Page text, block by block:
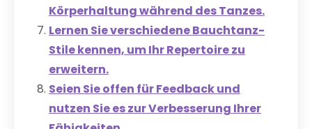
Körperhaltung während des Tanzes.
Lernen Sie verschiedene Bauchtanz-
Stile kennen, um Ihr Repertoire zu
erweitern.
Seien Sie offen für Feedback und
nutzen Sie es zur Verbesserung Ihrer